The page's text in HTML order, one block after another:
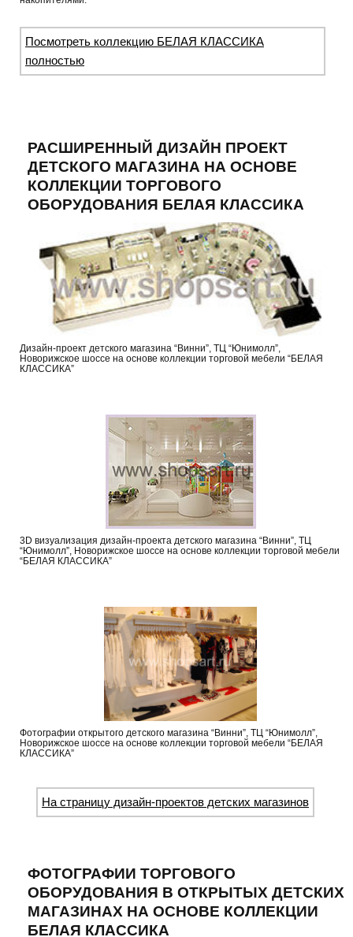
Посмотреть коллекцию БЕЛАЯ КЛАССИКА
полностью
РАСШИРЕННЫЙ ДИЗАЙН ПРОЕКТ
ДЕТСКОГО МАГАЗИНА НА ОСНОВЕ
КОЛЛЕКЦИИ ТОРГОВОГО
ОБОРУДОВАНИЯ БЕЛАЯ КЛАССИКА
Дизайн-проект детского магазина “Винни”, ТЦ “Юнимолл”,
Новорижское шоссе на основе коллекции торговой мебели “БЕЛАЯ
КЛАССИКА”
3D визуализация дизайн-проекта детского магазина “Винни”, ТЦ
“Юнимолл”, Новорижское шоссе на основе коллекции торговой мебели
“БЕЛАЯ КЛАССИКА”
Фотографии открытого детского магазина “Винни”, ТЦ “Юнимолл”,
Новорижское шоссе на основе коллекции торговой мебели “БЕЛАЯ
КЛАССИКА”
На страницу дизайн-проектов детских магазинов
ФОТОГРАФИИ ТОРГОВОГО
ОБОРУДОВАНИЯ В ОТКРЫТЫХ ДЕТСКИХ
МАГАЗИНАХ НА ОСНОВЕ КОЛЛЕКЦИИ
БЕЛАЯ КЛАССИКА